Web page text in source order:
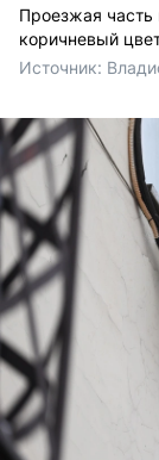
Проезжая часть
коричневый
Источник: